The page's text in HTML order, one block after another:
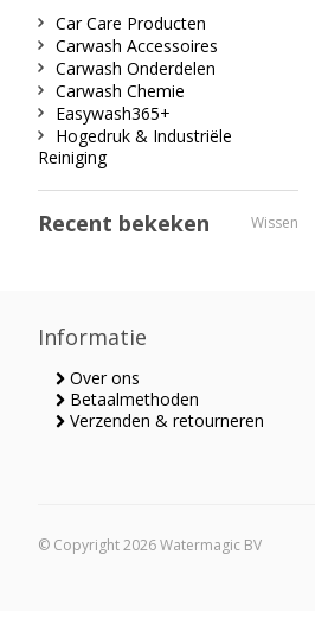
Car Care Producten
Carwash Accessoires
Carwash Onderdelen
Carwash Chemie
Easywash365+
Hogedruk & Industriële
Reiniging
Recent bekeken Wissen
Informatie
Over ons
Betaalmethoden
Verzenden & retourneren
© Copyright 2026 Watermagic BV